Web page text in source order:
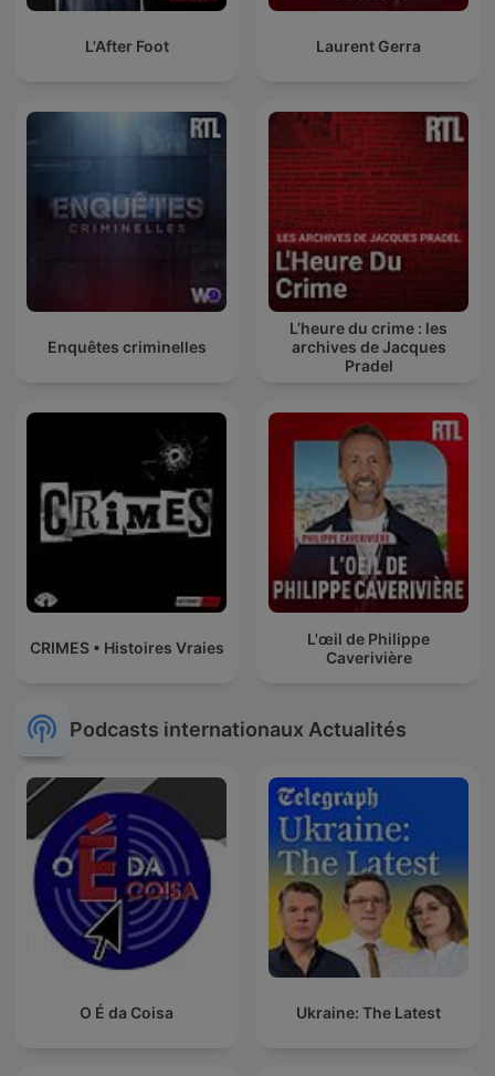
L'After Foot Laurent Gerra
Enquêtes criminelles
L’heure du crime : les
archives de Jacques
Pradel
CRIMES • Histoires Vraies
L'œil de Philippe
Caverivière
Podcasts internationaux Actualités
O É da Coisa Ukraine: The Latest